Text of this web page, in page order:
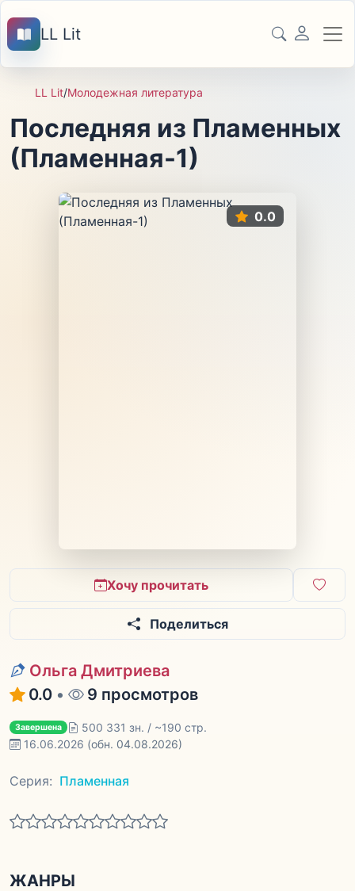
LL Lit
LL Lit/Молодежная литература
Последняя из Пламенных
(Пламенная-1)
0.0
Хочу прочитать
Поделиться
Ольга Дмитриева
0.0 • 9 просмотров
Завершена
500 331 зн. / ~190 стр.
16.06.2026 (обн. 04.08.2026)
Серия: Пламенная
ЖАНРЫ